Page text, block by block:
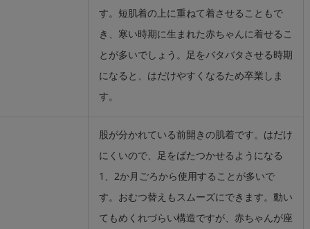
す。短肌着の上に重ねて着させることもで
き、寒い時期に生まれた赤ちゃんに着せるこ
とが多いでしょう。足をバタバタさせる時期
になると、はだけやすくなるため卒業しま
す。
股が分かれている前開きの肌着です。はだけ
にくいので、足をばたつかせるようになる
1、2か月ごろから使用することが多いで
す。おむつ替えもスムーズにできます。動い
てもめくれづらい構造ですが、赤ちゃんが座